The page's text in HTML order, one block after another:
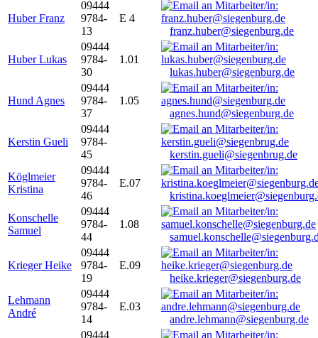
Huber Franz
09444
9784-
13
E 4
franz.huber@siegenburg.de
Huber Lukas
09444
9784-
30
1.01
lukas.huber@siegenburg.de
Hund Agnes
09444
9784-
37
1.05
agnes.hund@siegenburg.de
Kerstin Gueli
09444
9784-
45
kerstin.gueli@siegenbrug.de
Köglmeier
Kristina
09444
9784-
46
E.07
Konschelle
Samuel
09444
9784-
44
1.08
Krieger Heike
09444
9784-
19
E.09
heike.krieger@siegenburg.de
Lehmann
André
09444
9784-
14
E.03
andre.lehmann@siegenburg.de
09444